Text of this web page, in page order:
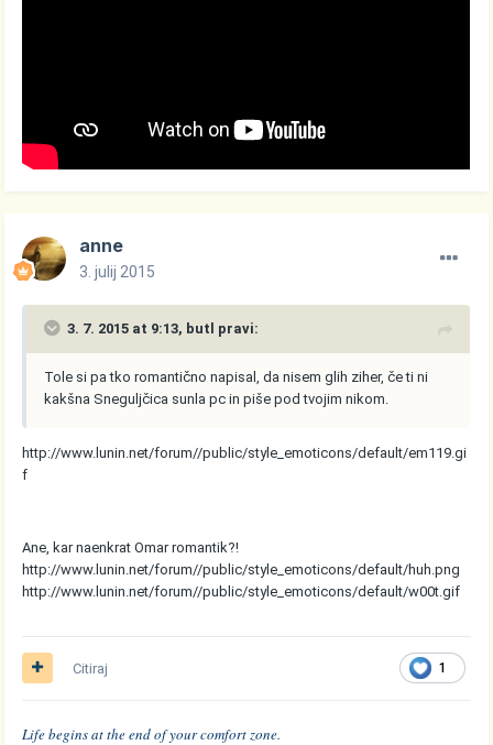
anne
3. julij 2015
3. 7. 2015 at 9:13, butl pravi:
Tole si pa tko romantično napisal, da nisem glih ziher, če ti ni
kakšna Sneguljčica sunla pc in piše pod tvojim nikom.
http://www.lunin.net/forum//public/style_emoticons/default/em119.gi
f
Ane, kar naenkrat Omar romantik?!
http://www.lunin.net/forum//public/style_emoticons/default/huh.png
http://www.lunin.net/forum//public/style_emoticons/default/w00t.gif
1
Citiraj
Life begins at the end of your comfort zone.